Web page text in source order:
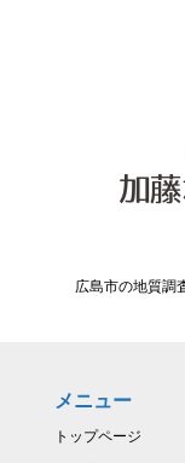
広島市の地質調
メニュー
トップページ